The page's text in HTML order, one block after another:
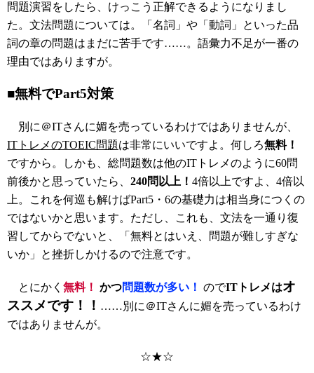
問題演習をしたら、けっこう正解できるようになりまし
た。文法問題については。「名詞」や「動詞」といった品
詞の章の問題はまだに苦手です……。語彙力不足が一番の
理由ではありますが。
■無料でPart5対策
別に＠ITさんに媚を売っているわけではありませんが、
ITトレメのTOEIC問題は非常にいいですよ。何しろ無料！
ですから。しかも、総問題数は他のITトレメのように60問
前後かと思っていたら、 240問以上！ 4倍以上ですよ、4倍以
上。これを何巡も解けばPart5・6の基礎力は相当身につくの
ではないかと思います。ただし、これも、文法を一通り復
習してからでないと、「無料とはいえ、問題が難しすぎな
いか」と挫折しかけるので注意です。
とにかく 無料！ かつ問題数が多い！ のでITトレメはオ
ススメです！！ ……別に＠ITさんに媚を売っているわけ
ではありませんが。
☆★☆